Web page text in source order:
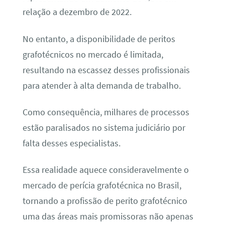
relação a dezembro de 2022.
No entanto, a disponibilidade de peritos
grafotécnicos no mercado é limitada,
resultando na escassez desses profissionais
para atender à alta demanda de trabalho.
Como consequência, milhares de processos
estão paralisados no sistema judiciário por
falta desses especialistas.
Essa realidade aquece consideravelmente o
mercado de perícia grafotécnica no Brasil,
tornando a profissão de perito grafotécnico
uma das áreas mais promissoras não apenas